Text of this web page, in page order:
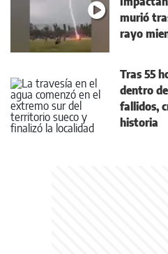
murió
rayo
Tras 55
dentro
fallidos,
historia